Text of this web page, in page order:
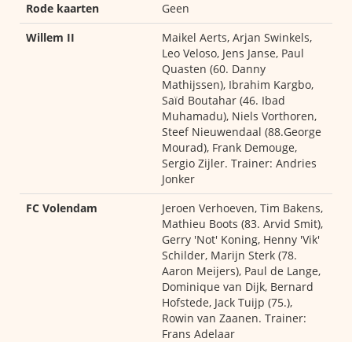
Rode kaarten
Geen
Willem II
Maikel Aerts, Arjan Swinkels,
Leo Veloso, Jens Janse, Paul
Quasten (60. Danny
Mathijssen), Ibrahim Kargbo,
Saïd Boutahar (46. Ibad
Muhamadu), Niels Vorthoren,
Steef Nieuwendaal (88.George
Mourad), Frank Demouge,
Sergio Zijler. Trainer: Andries
Jonker
FC Volendam
Jeroen Verhoeven, Tim Bakens,
Mathieu Boots (83. Arvid Smit),
Gerry 'Not' Koning, Henny 'Vik'
Schilder, Marijn Sterk (78.
Aaron Meijers), Paul de Lange,
Dominique van Dijk, Bernard
Hofstede, Jack Tuijp (75.),
Rowin van Zaanen. Trainer:
Frans Adelaar